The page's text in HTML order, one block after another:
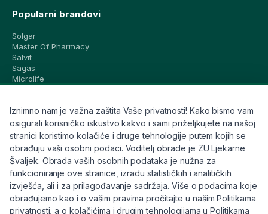
Popularni brandovi
Solgar
Master Of Pharmacy
Salvit
Sagas
Microlife
CeraVe
Eucerin
Avene
Bioderma
Svi brandovi
Info
Trebate pomoć ili imate pitanja?
Iznimno nam je važna zaštita Vaše privatnosti! Kako bismo vam
osigurali korisničko iskustvo kakvo i sami priželjkujete na našoj
stranici koristimo kolačiće i druge tehnologije putem kojih se
obrađuju vaši osobni podaci. Voditelj obrade je ZU Ljekarne
Švaljek. Obrada vaših osobnih podataka je nužna za
funkcioniranje ove stranice, izradu statističkih i analitičkih
izvješća, ali i za prilagođavanje sadržaja. Više o podacima koje
obrađujemo kao i o vašim pravima pročitajte u našim Politikama
privatnosti, a o kolačićima i drugim tehnologijama u Politikama